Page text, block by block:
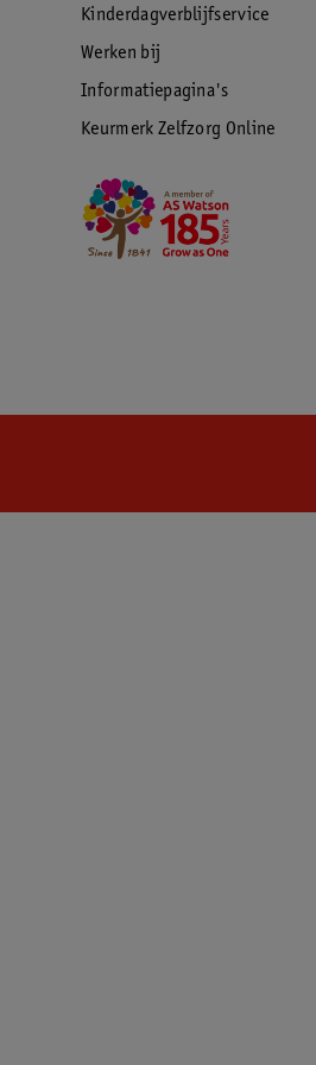
Kinderdagverblijfservice
Werken bij
Informatiepagina's
Keurmerk Zelfzorg Online